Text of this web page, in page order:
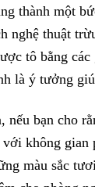
thành một
nghệ thuật
tô bằng
là ý tưởng
nếu bạn cho
không gian
màu sắc